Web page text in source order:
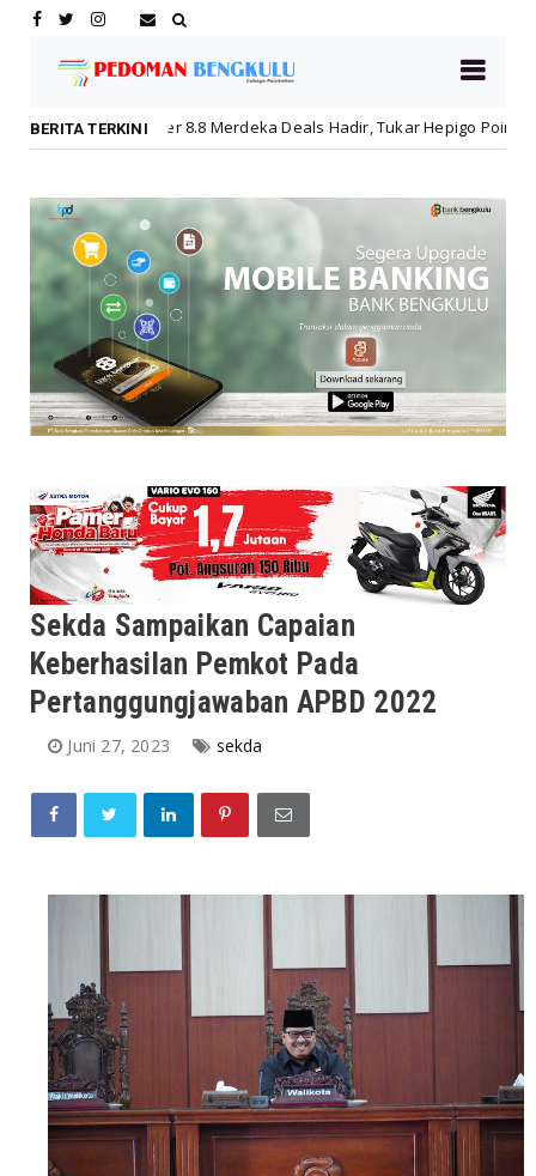
BERITA TERKINI
Merdeka Deals Hadir, Tukar Hepigo Poin Jadi Diskon Hingga 30
Sekda Sampaikan Capaian
Keberhasilan Pemkot Pada
Pertanggungjawaban APBD 2022
Juni 27, 2023 sekda